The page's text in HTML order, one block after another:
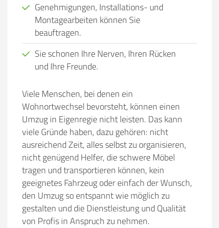
Genehmigungen, Installations- und
Montagearbeiten können Sie
beauftragen.
Sie schonen Ihre Nerven, Ihren Rücken
und Ihre Freunde.
Viele Menschen, bei denen ein
Wohnortwechsel bevorsteht, können einen
Umzug in Eigenregie nicht leisten. Das kann
viele Gründe haben, dazu gehören: nicht
ausreichend Zeit, alles selbst zu organisieren,
nicht genügend Helfer, die schwere Möbel
tragen und transportieren können, kein
geeignetes Fahrzeug oder einfach der Wunsch,
den Umzug so entspannt wie möglich zu
gestalten und die Dienstleistung und Qualität
von Profis in Anspruch zu nehmen.